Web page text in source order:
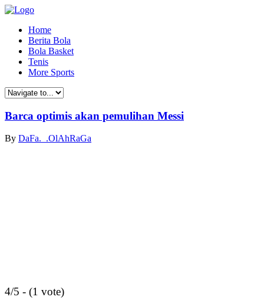
Home
Berita Bola
Bola Basket
Tenis
More Sports
Barca optimis akan pemulihan Messi
By DaFa._.OlAhRaGa
4/5 - (1 vote)